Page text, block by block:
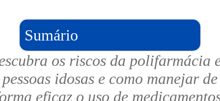
Sumário
os riscos da polifarmácia
pessoas idosas e como manejar de
eficaz o uso de